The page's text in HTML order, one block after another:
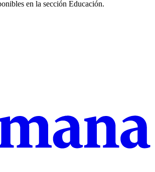
en la sección Educación.